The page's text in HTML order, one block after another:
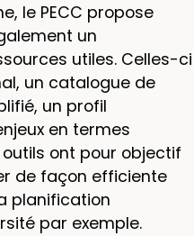
le PECC propose
un
utiles. Celles-ci
un catalogue de
un profil
en termes
ont pour objectif
de façon efficiente
planification
par exemple.